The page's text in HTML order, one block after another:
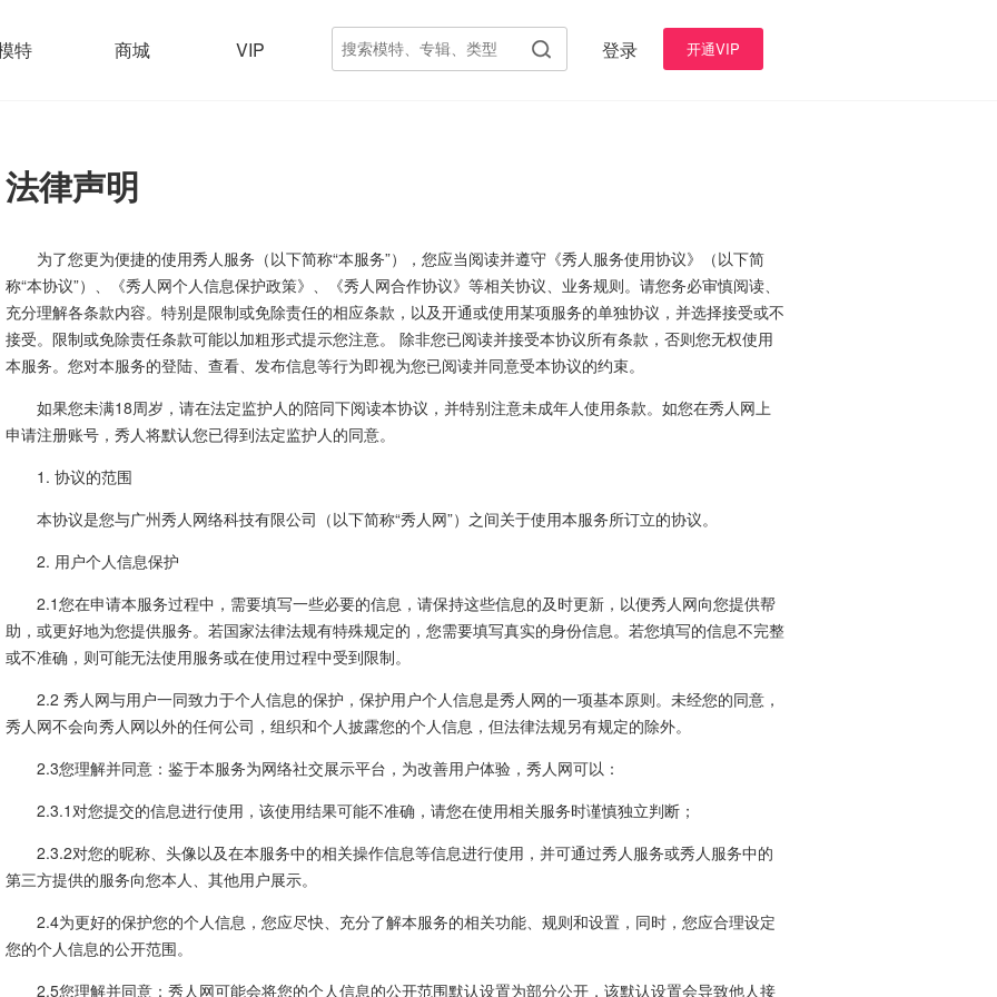
特 商城 VIP 登录 开通VIP
法律声明
为了您更为便捷的使用秀人服务（以下简称“本服务”），您应当阅读并遵守《秀人服务使用协议》（以下简
称“本协议”）、《秀人网个人信息保护政策》、《秀人网合作协议》等相关协议、业务规则。请您务必审慎阅读、
充分理解各条款内容。特别是限制或免除责任的相应条款，以及开通或使用某项服务的单独协议，并选择接受或不
接受。限制或免除责任条款可能以加粗形式提示您注意。 除非您已阅读并接受本协议所有条款，否则您无权使用
本服务。您对本服务的登陆、查看、发布信息等行为即视为您已阅读并同意受本协议的约束。
如果您未满18周岁，请在法定监护人的陪同下阅读本协议，并特别注意未成年人使用条款。如您在秀人网上
申请注册账号，秀人将默认您已得到法定监护人的同意。
1. 协议的范围
本协议是您与广州秀人网络科技有限公司（以下简称“秀人网”）之间关于使用本服务所订立的协议。
2. 用户个人信息保护
2.1您在申请本服务过程中，需要填写一些必要的信息，请保持这些信息的及时更新，以便秀人网向您提供帮
助，或更好地为您提供服务。若国家法律法规有特殊规定的，您需要填写真实的身份信息。若您填写的信息不完整
或不准确，则可能无法使用服务或在使用过程中受到限制。
2.2 秀人网与用户一同致力于个人信息的保护，保护用户个人信息是秀人网的一项基本原则。未经您的同意，
秀人网不会向秀人网以外的任何公司，组织和个人披露您的个人信息，但法律法规另有规定的除外。
2.3您理解并同意：鉴于本服务为网络社交展示平台，为改善用户体验，秀人网可以：
2.3.1对您提交的信息进行使用，该使用结果可能不准确，请您在使用相关服务时谨慎独立判断；
2.3.2对您的昵称、头像以及在本服务中的相关操作信息等信息进行使用，并可通过秀人服务或秀人服务中的
第三方提供的服务向您本人、其他用户展示。
2.4为更好的保护您的个人信息，您应尽快、充分了解本服务的相关功能、规则和设置，同时，您应合理设定
您的个人信息的公开范围。
2.5您理解并同意：秀人网可能会将您的个人信息的公开范围默认设置为部分公开，该默认设置会导致他人接